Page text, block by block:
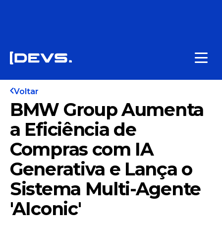
Voltar
BMW Group Aumenta
a Eficiência de
Compras com IA
Generativa e Lança o
Sistema Multi-Agente
'AIconic'